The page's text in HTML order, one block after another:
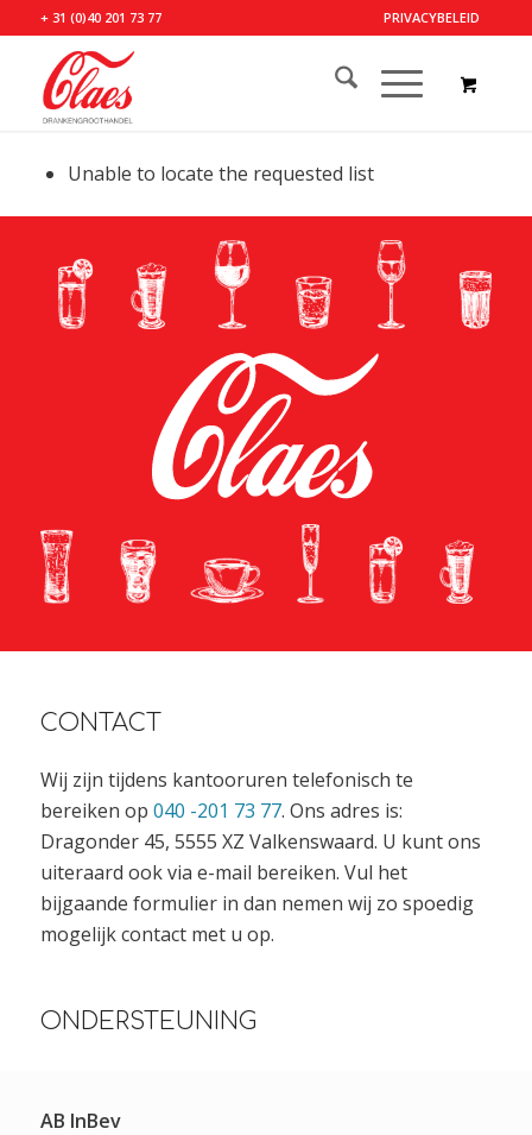
PRIVACYBELEID
+ 31 (0)40 201 73 77
Unable to locate the requested list
CONTACT
Wij zijn tijdens kantooruren telefonisch te
bereiken op 040 -201 73 77. Ons adres is:
Dragonder 45, 5555 XZ Valkenswaard. U kunt ons
uiteraard ook via e-mail bereiken. Vul het
bijgaande formulier in dan nemen wij zo spoedig
mogelijk contact met u op.
ONDERSTEUNING
AB InBev